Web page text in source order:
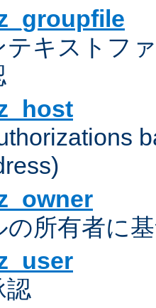
テキストフ
の所有者に
認